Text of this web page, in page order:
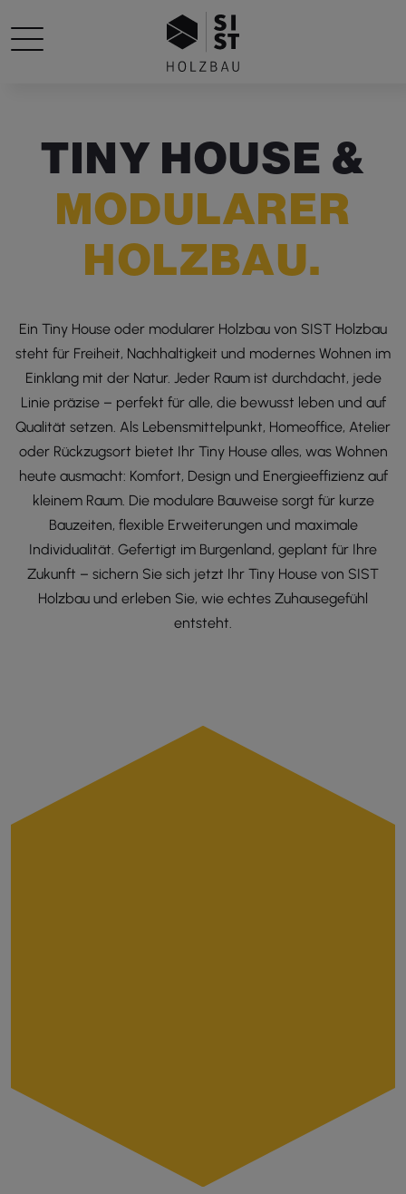
TINY HOUSE &
MODULARER
HOLZBAU.
Ein Tiny House oder modularer Holzbau von SIST Holzbau
steht für Freiheit, Nachhaltigkeit und modernes Wohnen im
Einklang mit der Natur. Jeder Raum ist durchdacht, jede
Linie präzise – perfekt für alle, die bewusst leben und auf
Qualität setzen. Als Lebensmittelpunkt, Homeoffice, Atelier
oder Rückzugsort bietet Ihr Tiny House alles, was Wohnen
heute ausmacht: Komfort, Design und Energieeffizienz auf
kleinem Raum. Die modulare Bauweise sorgt für kurze
Bauzeiten, flexible Erweiterungen und maximale
Individualität. Gefertigt im Burgenland, geplant für Ihre
Zukunft – sichern Sie sich jetzt Ihr Tiny House von SIST
Holzbau und erleben Sie, wie echtes Zuhausegefühl
entsteht.